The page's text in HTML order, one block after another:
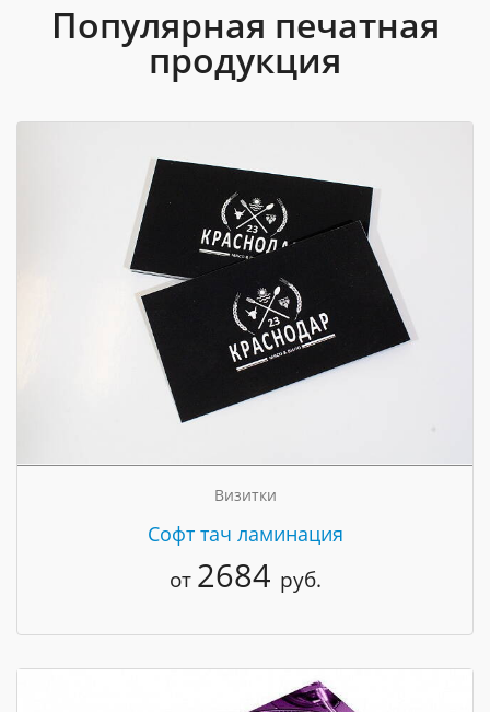
Популярная печатная
продукция
Визитки
Cофт тач ламинация
от 2684 руб.